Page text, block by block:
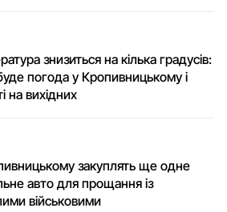
знизиться на кілька градусів:
погода у Кропивницькому і
на вихідних
закуплять ще одне
авто для прощання із
військовими